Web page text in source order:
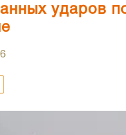
ударов